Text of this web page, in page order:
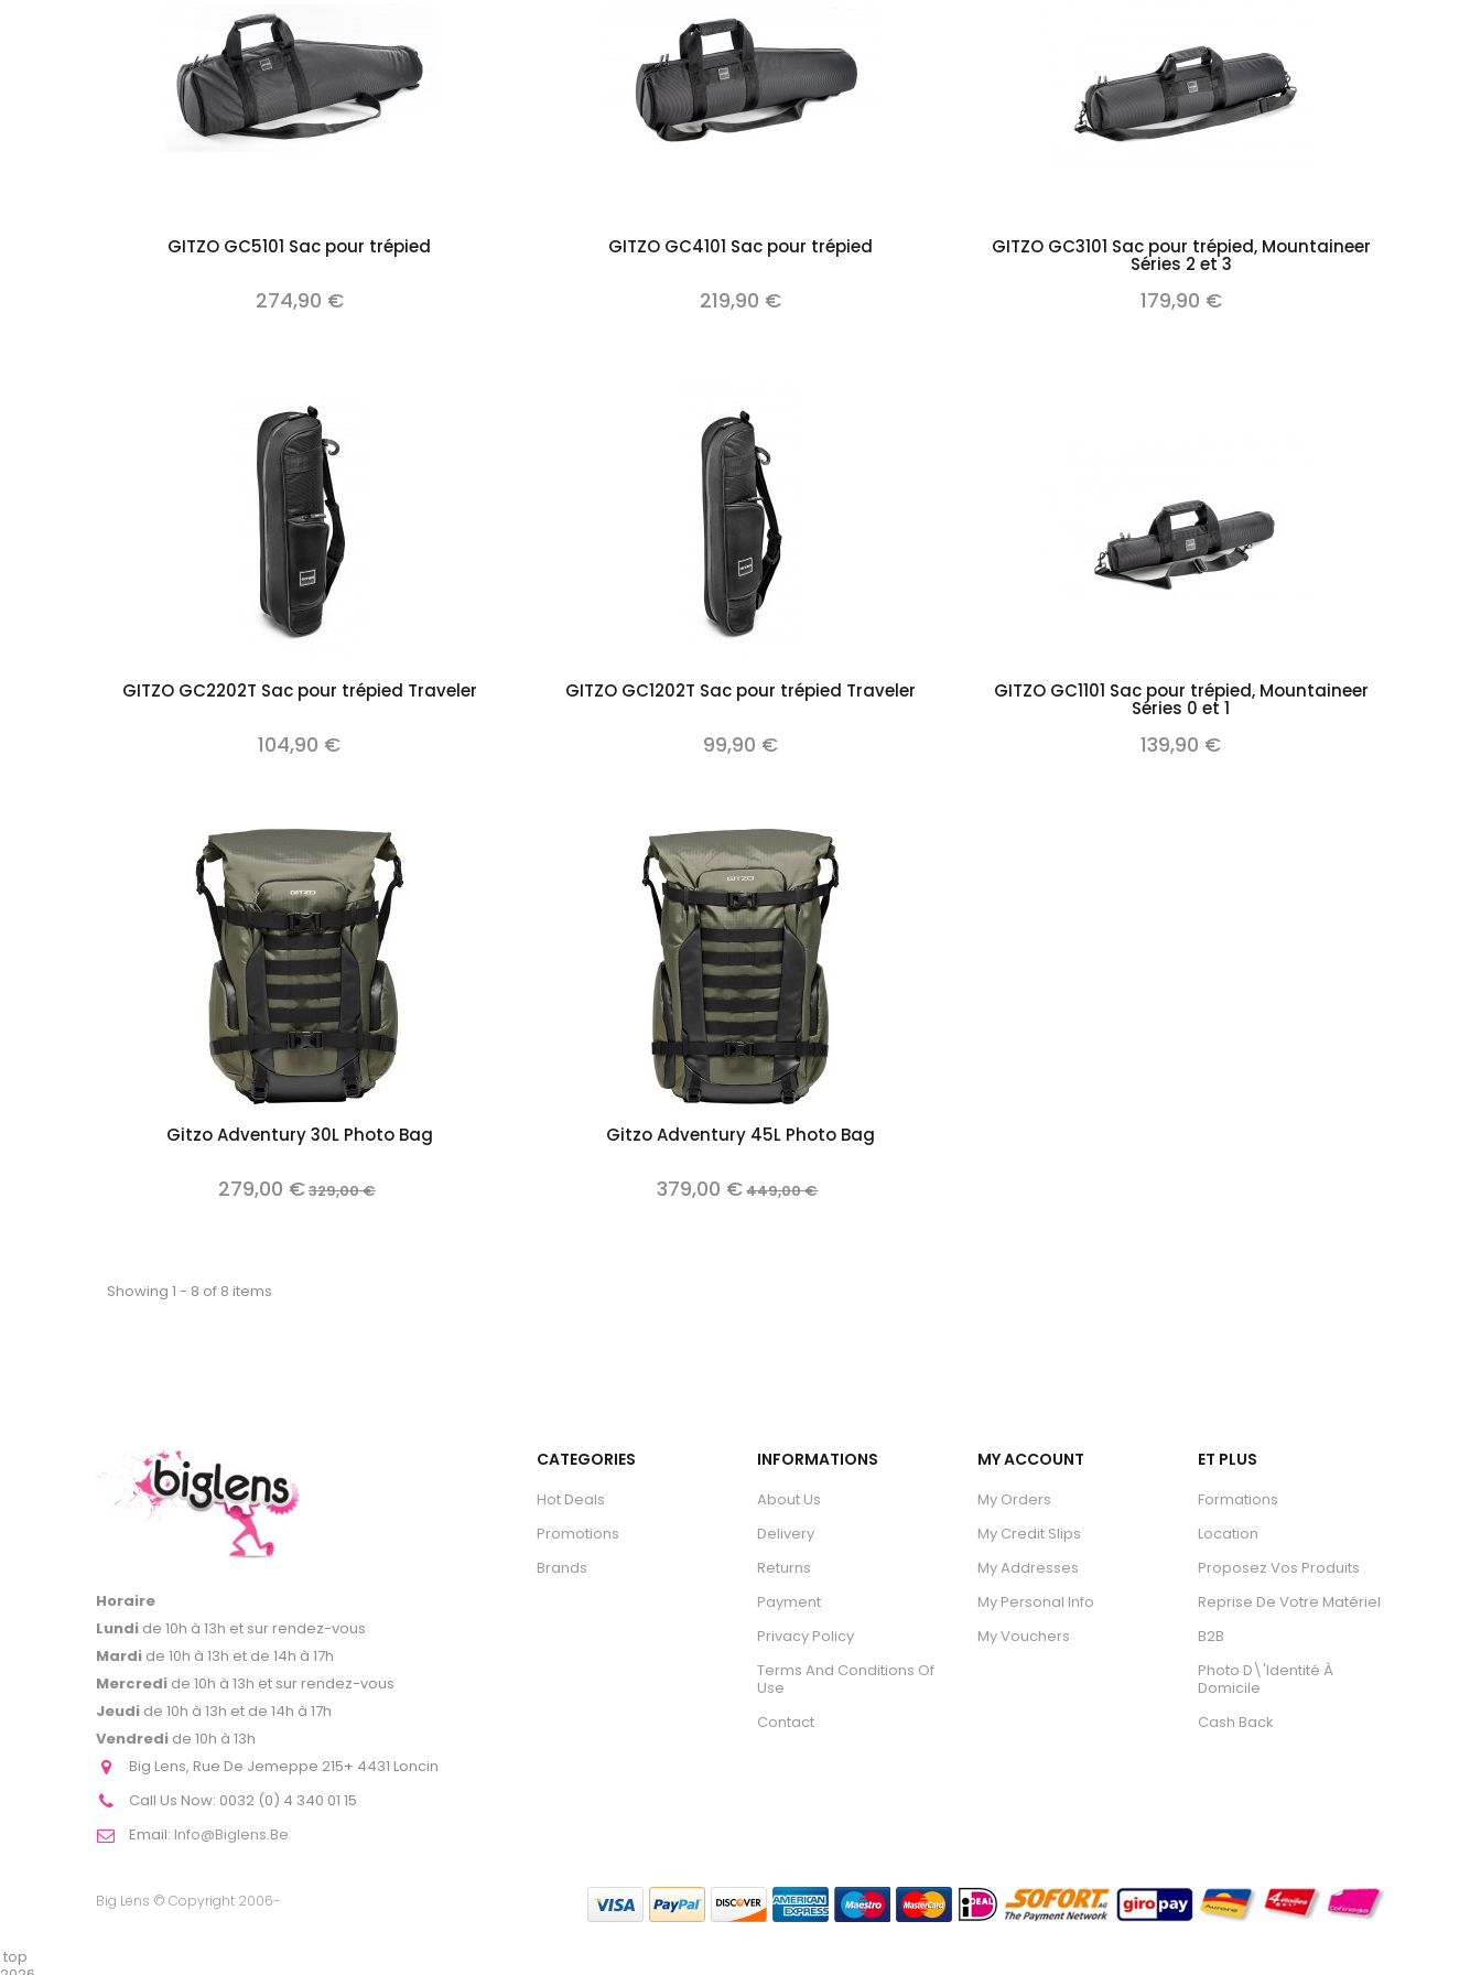
Add to cart
GITZO GC5101 Sac pour trépied
274,90 €
Add to cart
GITZO GC4101 Sac pour trépied
219,90 €
Add to cart
GITZO GC3101 Sac pour trépied, Mountaineer
Séries 2 et 3
179,90 €
Add to cart
GITZO GC2202T Sac pour trépied Traveler
104,90 €
Add to cart
GITZO GC1202T Sac pour trépied Traveler
99,90 €
Add to cart
GITZO GC1101 Sac pour trépied, Mountaineer
Séries 0 et 1
139,90 €
Add to cart
Gitzo Adventury 30L Photo Bag
279,00 €329,00 €
Add to cart
Gitzo Adventury 45L Photo Bag
379,00 €449,00 €
Showing 1 - 8 of 8 items
Horaire
Lundi de 10h à 13h et sur rendez-vous
Mardi de 10h à 13h et de 14h à 17h
Mercredi de 10h à 13h et sur rendez-vous
Jeudi de 10h à 13h et de 14h à 17h
Vendredi de 10h à 13h
Big Lens, Rue De Jemeppe 215+ 4431 Loncin
Call Us Now: 0032 (0) 4 340 01 15
Email: Info@biglens.be
CATEGORIES
Hot Deals
Promotions
Brands
INFORMATIONS
About Us
Delivery
Returns
Payment
Privacy Policy
Terms And Conditions Of
Use
Contact
MY ACCOUNT
My Orders
My Credit Slips
My Addresses
My Personal Info
My Vouchers
ET PLUS
Formations
Location
Proposez Vos Produits
Reprise De Votre Matériel
B2B
Photo D\'identité À
Domicile
Cash Back
Big Lens © Copyright 2006-
top